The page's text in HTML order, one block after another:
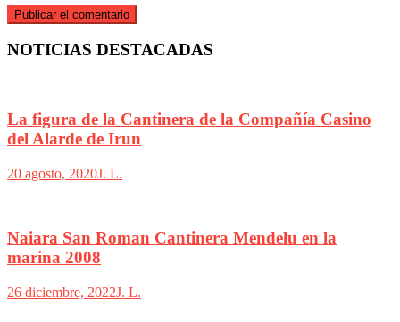
NOTICIAS DESTACADAS
La figura de la Cantinera de la Compañía Casino
del Alarde de Irun
20 agosto, 2020J. L.
Naiara San Roman Cantinera Mendelu en la
marina 2008
26 diciembre, 2022J. L.